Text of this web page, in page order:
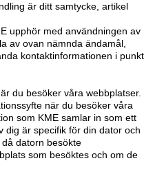
är ditt samtycke, artikel
upphör med användningen av
av ovan nämnda ändamål,
kontaktinformationen i punkt
du besöker våra webbplatser.
när du besöker våra
som KME samlar in som ett
dig är specifik för din dator och
datorn besökte
som besöktes och om de